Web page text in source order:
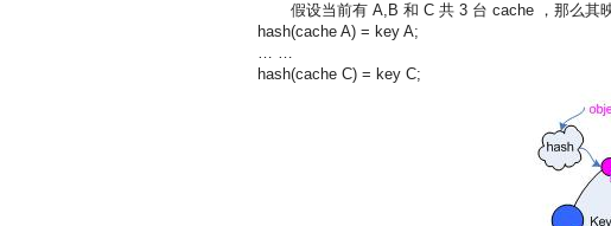
假设当前有 A,B 和 C 共 3 台 cache ，那么其
hash(cache A) = key A;
… …
hash(cache C) = key C;